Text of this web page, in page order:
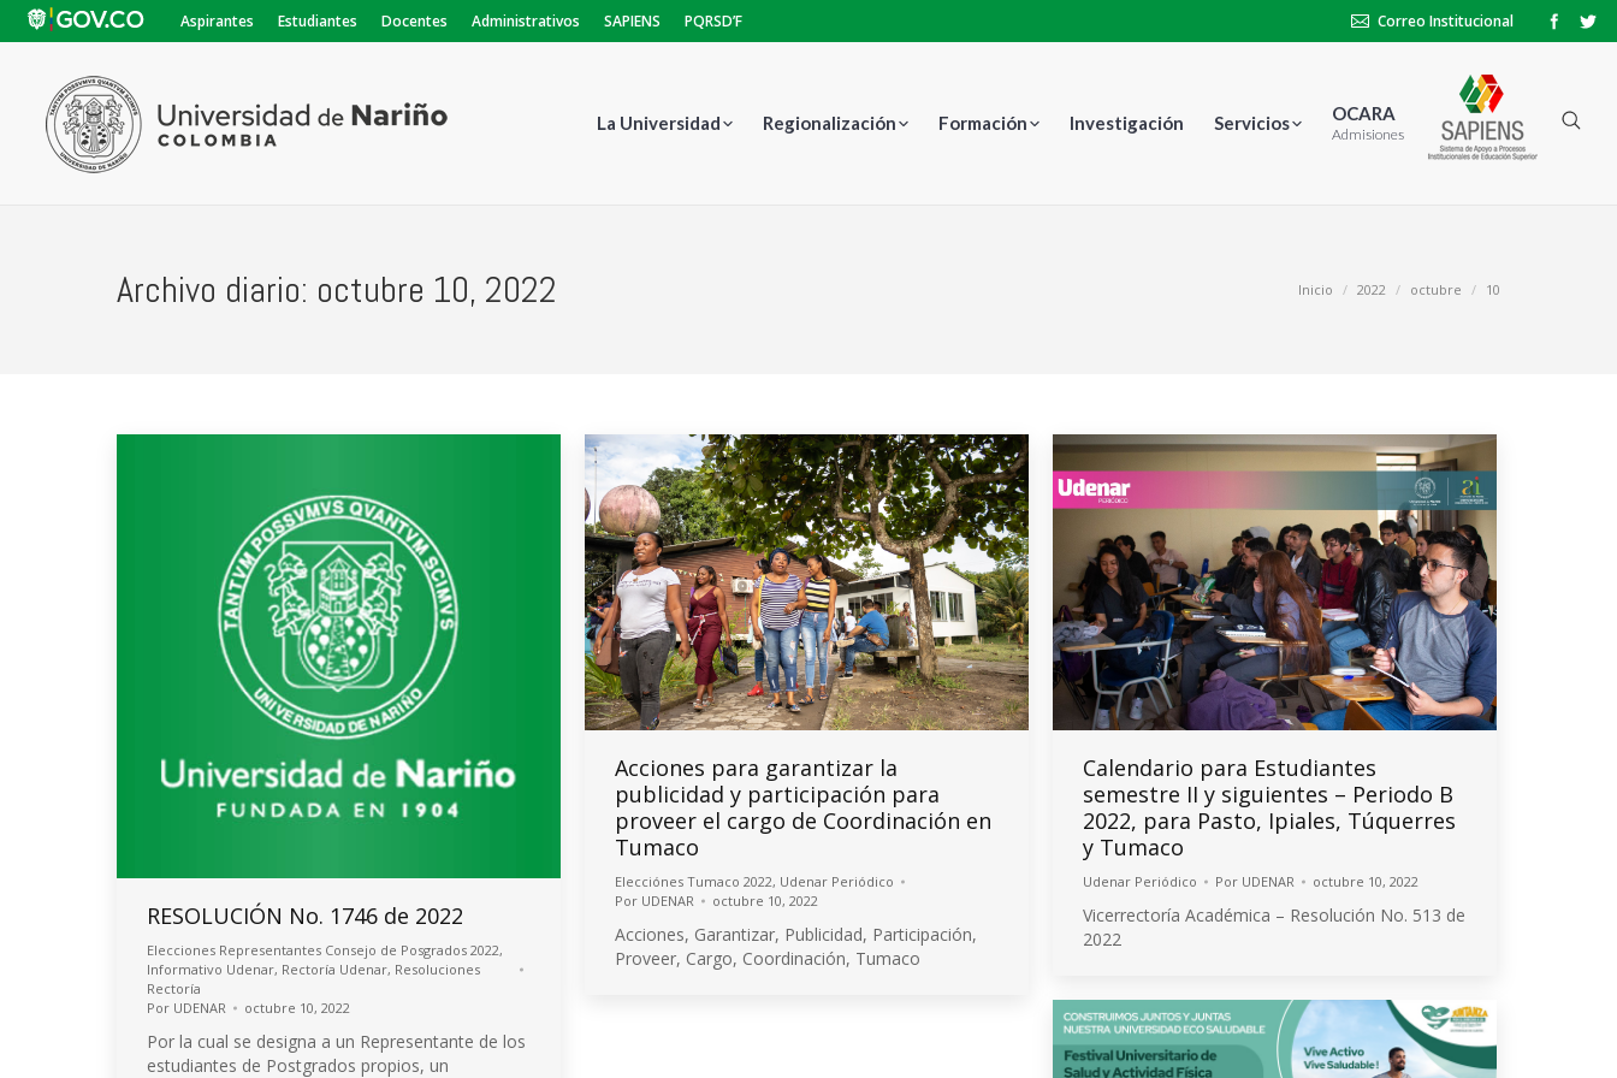
Aspirantes Estudiantes Docentes Administrativos SAPIENS PQRSD’F Correo Institucional
La Universidad Regionalización Formación Investigación Servicios OCARA
Admisiones
Archivo diario: octubre 10, 2022 Inicio 2022 octubre 10
RESOLUCIÓN No. 1746 de 2022
Elecciones Representantes Consejo de Posgrados 2022,
Informativo Udenar, Rectoría Udenar, Resoluciones
Rectoría
Por UDENAR octubre 10, 2022
Por la cual se designa a un Representante de los
estudiantes de Postgrados propios, un
Acciones para garantizar la
publicidad y participación para
proveer el cargo de Coordinación en
Tumaco
Elecciónes Tumaco 2022, Udenar Periódico
Por UDENAR octubre 10, 2022
Acciones, Garantizar, Publicidad, Participación,
Proveer, Cargo, Coordinación, Tumaco
Calendario para Estudiantes
semestre II y siguientes – Periodo B
2022, para Pasto, Ipiales, Túquerres
y Tumaco
Udenar Periódico Por UDENAR octubre 10, 2022
Vicerrectoría Académica – Resolución No. 513 de
2022